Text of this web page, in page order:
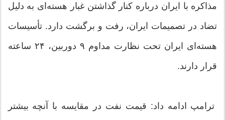
مذاکره با ایران درباره کنار گذاشتن غبار هسته‌ای به دلیل
تضاد در تصمیمات ایران، رفت و برگشت دارد. تأسیسات
هسته‌ای ایران تحت نظارت مداوم ۹ دوربین، ۲۴ ساعته
قرار دارند.
ترامپ ادامه داد: قیمت نفت در مقایسه با آنچه بیشتر